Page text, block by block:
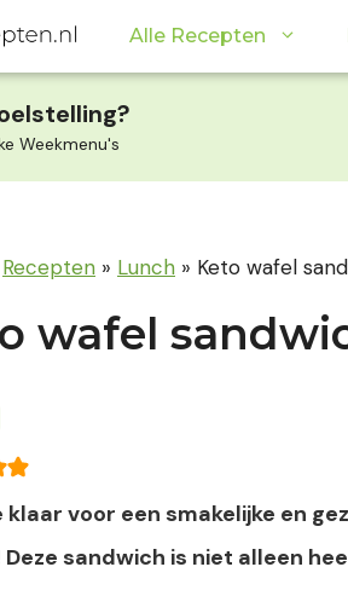
Alle Recepten
Weekmenu's
Recepten » Lunch » Keto wafel
wafel
klaar voor een smakelijke en
sandwich is niet alleen